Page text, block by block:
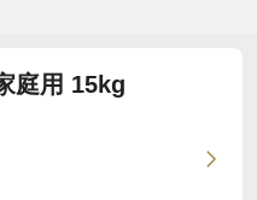
庭用 15kg